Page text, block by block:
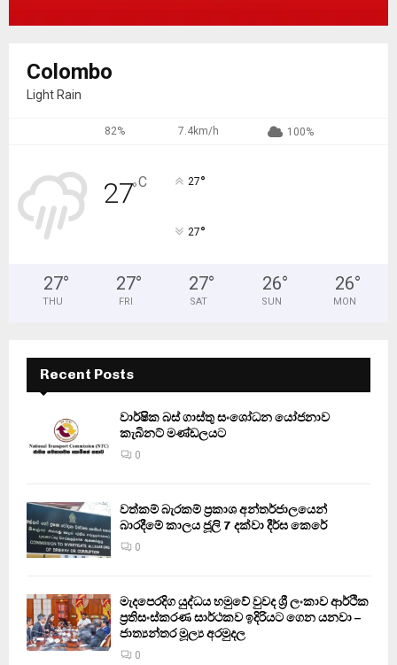
Colombo
Light Rain
82% 7.4km/h 100%
27°C 27°
27°
27°
THU
27°
FRI
27°
SAT
26°
SUN
26°
MON
Recent Posts
වාර්ෂික බස් ගාස්තු සංශෝධන යෝජනාව
කැබිනට් මණ්ඩලයට
0
වත්කම් බැරකම් ප්‍රකාශ අන්තර්ජාලයෙන්
බාරදීමේ කාලය ජූලි 7 දක්වා දීර්ඝ කෙරේ
0
මැදපෙරදිග යුද්ධය හමුවේ වුවද ශ්‍රී ලංකාව ආර්ථික
ප්‍රතිසංස්කරණ සාර්ථකව ඉදිරියට ගෙන යනවා –
ජාත්‍යන්තර මූල්‍ය අරමුදල
0